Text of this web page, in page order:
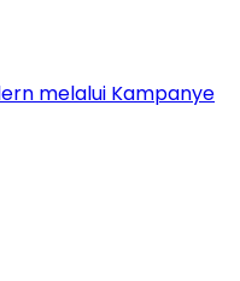
melalui Kampanye